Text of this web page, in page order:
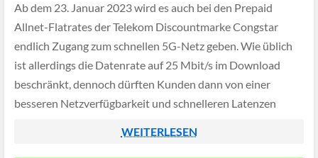
Ab dem 23. Januar 2023 wird es auch bei den Prepaid
Allnet-Flatrates der Telekom Discountmarke Congstar
endlich Zugang zum schnellen 5G-Netz geben. Wie üblich
ist allerdings die Datenrate auf 25 Mbit/s im Download
beschränkt, dennoch dürften Kunden dann von einer
besseren Netzverfügbarkeit und schnelleren Latenzen
WEITERLESEN